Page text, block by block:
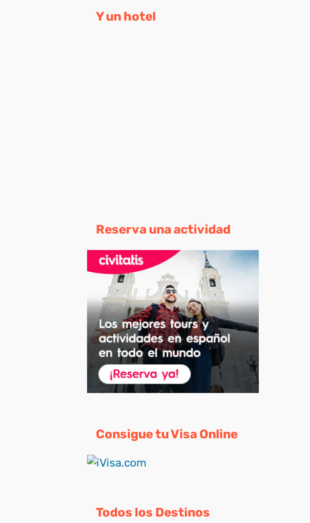
Y un hotel
Reserva una actividad
Consigue tu Visa Online
Todos los Destinos